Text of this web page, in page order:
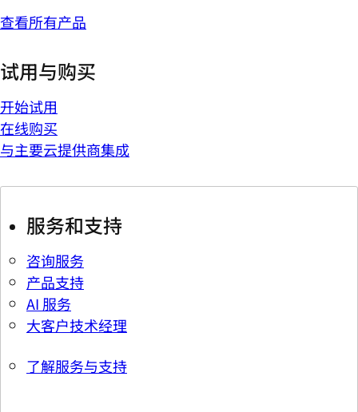
查看所有产品
试用与购买
开始试用
在线购买
与主要云提供商集成
服务和支持
咨询服务
产品支持
AI 服务
大客户技术经理
了解服务与支持